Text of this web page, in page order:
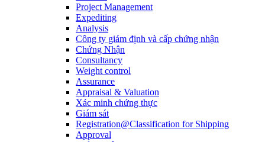
Project Management
Expediting
Analysis
Công ty giám định và cấp chứng nhận
Chứng Nhận
Consultancy
Weight control
Assurance
Appraisal & Valuation
Xác minh chứng thực
Giám sát
Registration@Classification for Shipping
Approval